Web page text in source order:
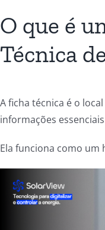
O que é
Técnica
A ficha técnica é o
informações
Ela funciona como um